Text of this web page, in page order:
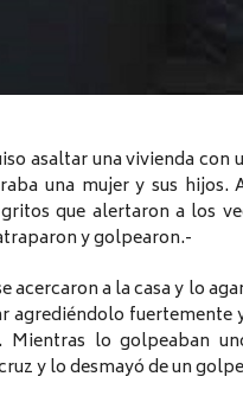
asaltar una vivienda con
una mujer y sus hijos.
que alertaron a los
y golpearon.-
acercaron a la casa y lo
agrediéndolo fuertemente
Mientras lo golpeaban
y lo desmayó de un